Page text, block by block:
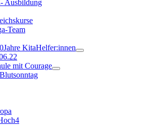
Ausbildung
Team
KitaHelfer:innen
mit Courage